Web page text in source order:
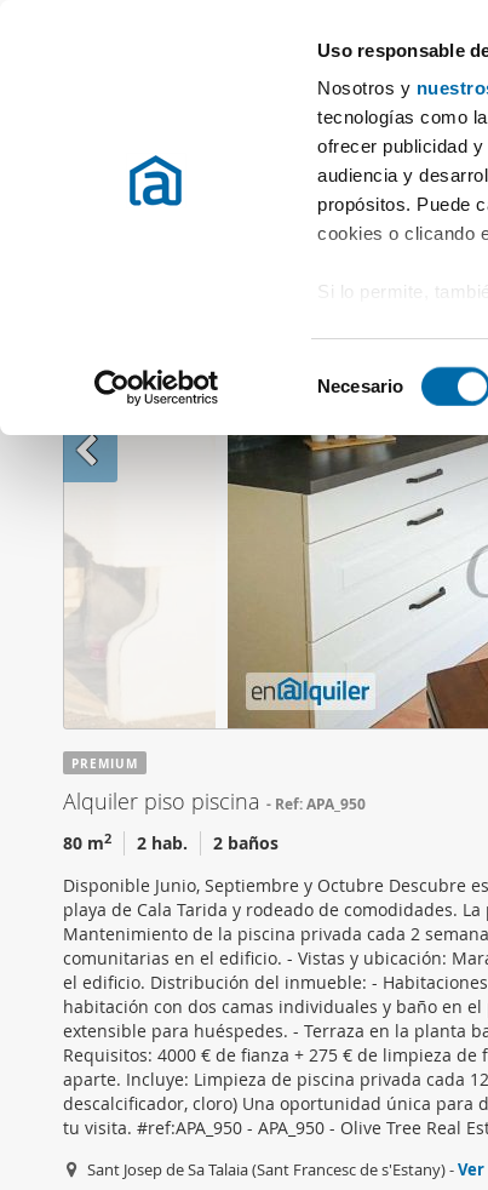
Uso responsable
Nosotros y
tecnologías como
ofrecer publicidad
audiencia y
propósitos. Puede
cookies o clicando
Si lo permite,
Identificar su
Obtenga más
preferencias en la
en la Declaración
Las cookies de
de redes sociales
sitio web con
combinarla con
que haya hecho de
e
e
c
i
d
c
e
i
m
i
e
n
t
o
Necesario
Alquiler Pisos Sant josep de sa
PREMIUM
Alquiler piso piscina Ref: APA_950
80 m2 2 hab.
2 baños
Disponible Junio, Septiembre y Octubre Descubre
playa de Cala Tarida y rodeado de comodidades.
Mantenimiento de la piscina privada cada 2
comunitarias en el edificio. - Vistas y ubicación:
el edificio. Distribución del inmueble: -
habitación con dos camas individuales y baño en
extensible para huéspedes. - Terraza en la planta
Requisitos: 4000 € de fianza + 275 € de limpieza
aparte. Incluye: Limpieza de piscina privada cada
descalcificador, cloro) Una oportunidad única para
tu visita. #ref:APA_950 - APA_950 - Olive Tree Real
Sant Josep de Sa Talaia (Sant Francesc de s'Estany) -